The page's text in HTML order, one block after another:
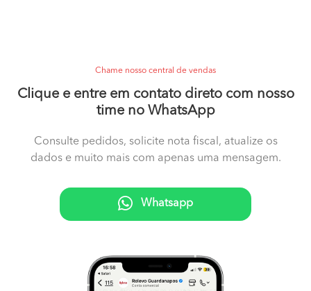
Chame nosso central de vendas
Clique e entre em contato direto com nosso
time no WhatsApp
Consulte pedidos, solicite nota fiscal, atualize os
dados e muito mais com apenas uma mensagem.
Whatsapp